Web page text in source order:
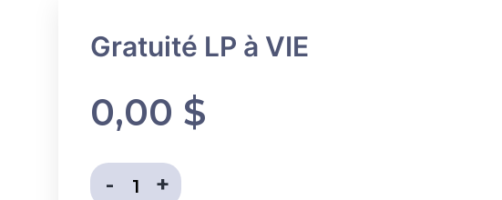
Gratuité LP à VIE
0,00 $
-Diminuer la quantité
+Augmenter la quantité